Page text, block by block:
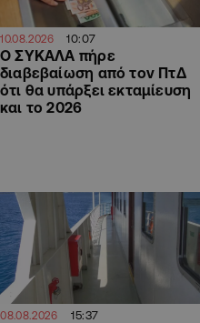
10.08.2026 10:07
Ο ΣΥΚΑΛΑ πήρε
διαβεβαίωση από τον ΠτΔ
ότι θα υπάρξει εκταμίευση
και το 2026
08.08.2026 15:37